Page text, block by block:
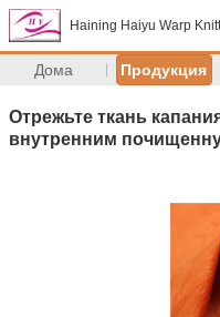
Haining Haiyu Warp
Дома Продукция
Отрежьте ткань
внутренним